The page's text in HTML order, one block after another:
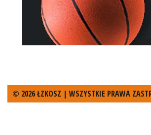
© 2026 ŁZKOSZ | WSZYSTKIE PRAWA